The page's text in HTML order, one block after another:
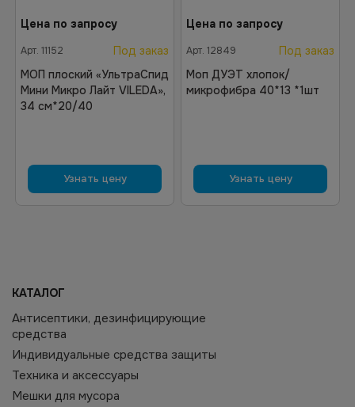
Цена по запросу
Арт. 11152
Под заказ
МОП плоский «УльтраСпид
Мини Микро Лайт VILEDA»,
34 см*20/40
Узнать цену
Цена по запросу
Арт. 12849
Под заказ
Моп ДУЭТ хлопок/
микрофибра 40*13 *1шт
Узнать цену
КАТАЛОГ
Антисептики, дезинфицирующие
средства
Индивидуальные средства защиты
Техника и аксессуары
Мешки для мусора